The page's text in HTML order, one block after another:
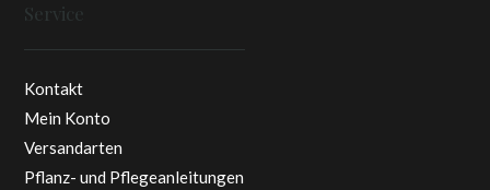
Service
Kontakt
Mein Konto
Versandarten
Pflanz- und Pflegeanleitungen